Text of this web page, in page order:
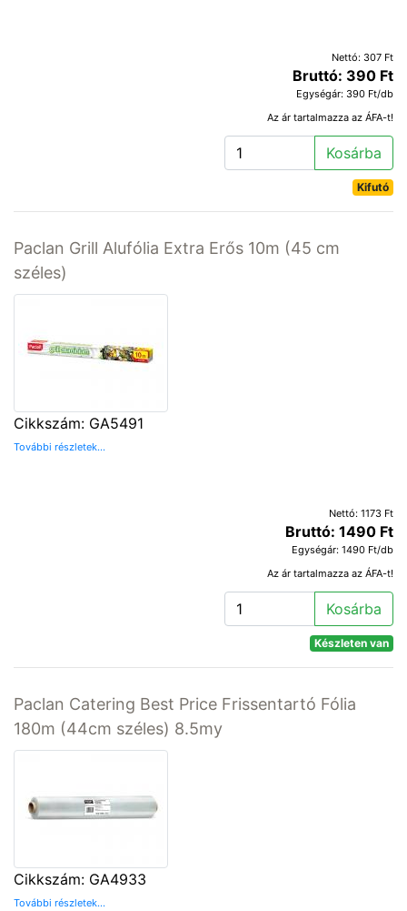
Nettó: 307 Ft
Bruttó: 390 Ft
Egységár: 390 Ft/db
Az ár tartalmazza az ÁFA-t!
Kosárba
Kifutó
Paclan Grill Alufólia Extra Erős 10m (45 cm
széles)
Cikkszám: GA5491
További részletek...
Nettó: 1173 Ft
Bruttó: 1490 Ft
Egységár: 1490 Ft/db
Az ár tartalmazza az ÁFA-t!
Kosárba
Készleten van
Paclan Catering Best Price Frissentartó Fólia
180m (44cm széles) 8.5my
Cikkszám: GA4933
További részletek...